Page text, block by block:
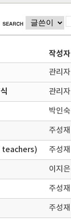
작성자
관리자
관리자
박인숙
주성재
teachers) 주성재
이지은
주성재
주성재